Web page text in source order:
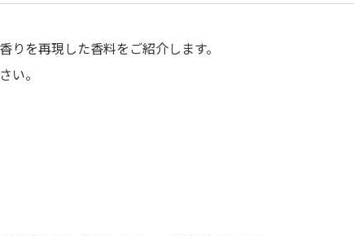
りを再現した香料をご紹介します。
い。